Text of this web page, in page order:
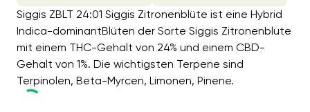
Siggis ZBLT 24:01 Siggis Zitronenblüte ist eine Hybrid
Indica-dominantBlüten der Sorte Siggis Zitronenblüte
mit einem THC-Gehalt von 24% und einem CBD-
Gehalt von 1%. Die wichtigsten Terpene sind
Terpinolen, Beta-Myrcen, Limonen, Pinene.